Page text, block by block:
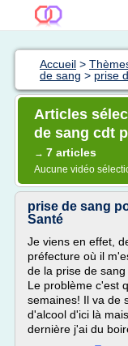
Accueil >
de sang > prise
Articles
de sang cdt
→ 7 articles
Aucune vidéo
prise de sang
Santé
Je viens en effet,
préfecture où il
de la prise de sang
Le problème c'est
semaines! Il va de
d'alcool d'ici là
dernière j'ai du